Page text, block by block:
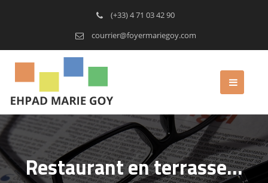
(+33) 4 71 03 42 90
courrier@foyermariegoy.com
Restaurant en terrasse…